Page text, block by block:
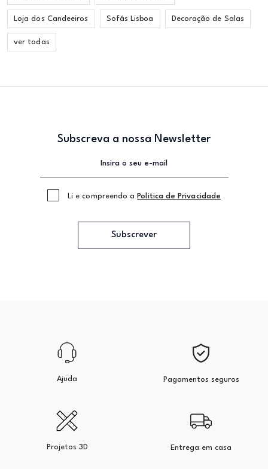
Loja dos Candeeiros Sofás Lisboa Decoração de Salas
ver todas
Subscreva a nossa Newsletter
Li e compreendo a Politica de Privacidade
Subscrever
Ajuda Pagamentos seguros
Projetos 3D Entrega em casa